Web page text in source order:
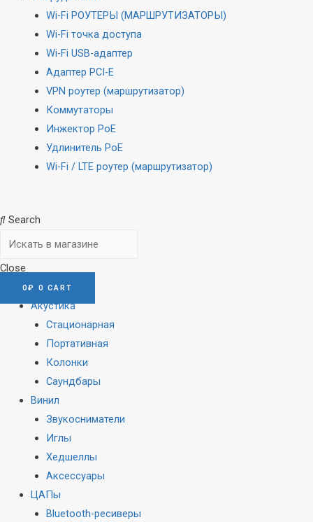
Wi-Fi РОУТЕРЫ (МАРШРУТИЗАТОРЫ)
Wi-Fi точка доступа
Wi-Fi USB-адаптер
Адаптер PCI-E
VPN роутер (маршрутизатор)
Коммутаторы
Инжектор PoE
Удлинитель PoE
Wi-Fi / LTE роутер (маршрутизатор)
Search
Close
0₽ 0 CART
Акустика
Стационарная
Портативная
Колонки
Саундбары
Винил
Звукосниматели
Иглы
Хедшеллы
Аксессуары
ЦАПы
Bluetooth-ресиверы